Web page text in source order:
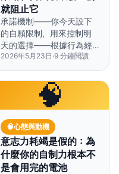
就阻止它
承諾機制——你今天設下
的自願限制，用來控制明
天的選擇——根據行為經
濟學研究，最高可將目標
達成率提升 9 倍。
2026年5月23日 ·9 分鐘閱讀
🧠
🧠心態與動機
意志力耗竭是假的：為
什麼你的自制力根本不
是會用完的電池